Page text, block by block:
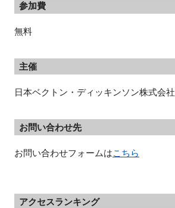
参加費
無料
主催
日本ベクトン・ディッキンソン株式会社
お問い合わせ先
お問い合わせフォームはこちら
アクセスランキング